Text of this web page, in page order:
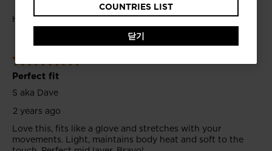
website
version
for
대
국.
COUNTRIES LIST
닫기